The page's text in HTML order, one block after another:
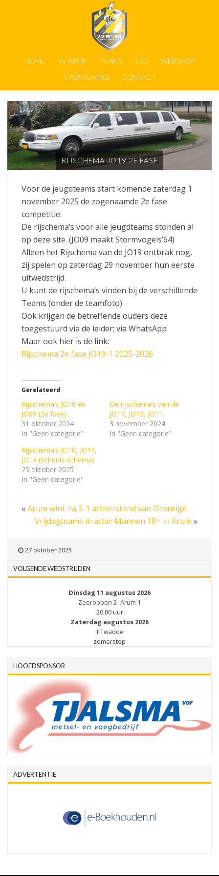
HOME VV ARUM TEAMS SJO
WEBSHOP
SPONSORING
CONTACT
RIJSCHEMA JO19 2E FASE
Voor de jeugdteams start komende zaterdag 1
november 2025 de zogenaamde 2e fase
competitie.
De rijschema’s voor alle jeugdteams stonden al
op deze site. (JO09 maakt Stormvogels’64)
Alleen het Rijschema van de JO19 ontbrak nog,
zij spelen op zaterdag 29 november hun eerste
uitwedstrijd.
U kunt de rijschema’s vinden bij de verschillende
Teams (onder de teamfoto)
Ook krijgen de betreffende ouders deze
toegestuurd via de leider; via WhatsApp
Maar ook hier is de link:
Rijschema 2e fase JO19-1 2025-2026
Gerelateerd
Rijschema’s JO19 en
JO09 (2e fase)
31 oktober 2024
In "Geen categorie"
De rijschema’s van de
JO17, JO13, JO11.
3 november 2024
In "Geen categorie"
Rijschema’s JO10, JO11,
JO14 (Scheids-schema)
25 oktober 2025
In "Geen categorie"
«Arum wint na 3-1 achterstand van Dronrijp!
Vrijdagteams in actie: Mannen 18+ in Arum »
27 oktober 2025
VOLGENDE WEDSTRIJDEN
Dinsdag 11 augustus 2026
Zeerobben 2 -Arum 1
20.00 uur
Zaterdag augustus 2026
It Twadde
zomerstop
HOOFDSPONSOR
ADVERTENTIE